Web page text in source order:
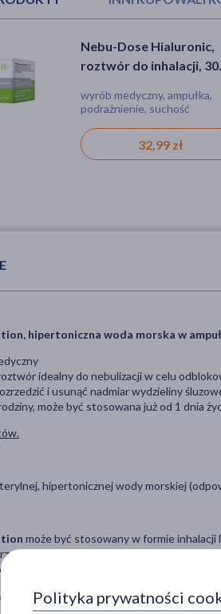
Nebu-Dose Hialuronic,
roztwór do inhalacji, 30
wyrób medyczny, ampułka,
podrażnienie, suchość
32,99 zł
Gilbert NaCl 0.9%,
soli fizjologicznej, 100
wyrób medyczny, płyn,
katar, rana, suchość
27,99 zł
hipertoniczna woda morska w
idealny do nebulizacji w celu
i usunąć nadmiar wydzieliny
może być stosowana już od 1 dnia
hipertonicznej wody morskiej
może być stosowany w formie
problemach z oddychaniem,
chorobę płuc (POChP).
medycznego
Polityka prywatności